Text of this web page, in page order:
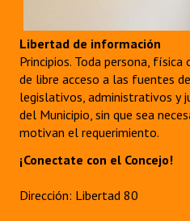
Libertad de información
Principios. Toda persona,
de libre acceso a las fuentes
legislativos, administrativos y
del Municipio, sin que sea
motivan el requerimiento.
¡Conectate con el Concejo!
Dirección: Libertad 80